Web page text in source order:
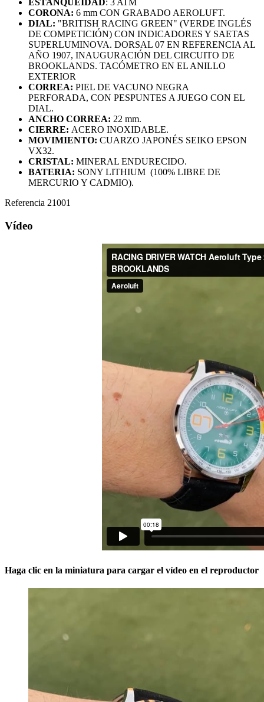
ESTANQUEIDAD: 3 ATM
CORONA: 6 mm CON GRABADO AEROLUFT.
DIAL: "BRITISH RACING GREEN" (VERDE INGLÉS
DE COMPETICIÓN) CON INDICADORES Y SAETAS
SUPERLUMINOVA. DORSAL 07 EN REFERENCIA AL
AÑO 1907, INAUGURACIÓN DEL CIRCUITO DE
BROOKLANDS. TACÓMETRO EN EL ANILLO
EXTERIOR
CORREA: PIEL DE VACUNO NEGRA
PERFORADA, CON PESPUNTES A JUEGO CON EL
DIAL.
ANCHO CORREA: 22 mm.
CIERRE: ACERO INOXIDABLE.
MOVIMIENTO: CUARZO JAPONÉS SEIKO EPSON
VX32.
CRISTAL: MINERAL ENDURECIDO.
BATERIA: SONY LITHIUM (100% LIBRE DE
MERCURIO Y CADMIO).
Referencia 21001
Vídeo
Haga clic en la miniatura para cargar el vídeo en el reproductor